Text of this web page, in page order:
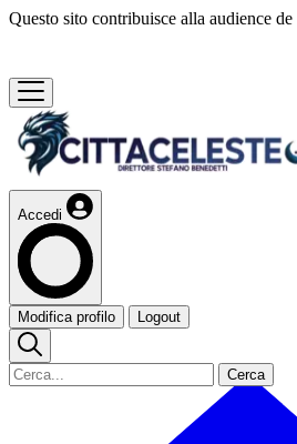
Questo sito contribuisce alla audience de
Accedi
Modifica profilo Logout
Cerca